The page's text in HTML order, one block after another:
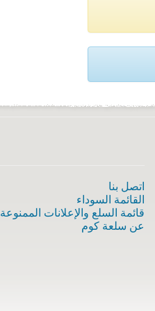
اتصل بنا
القائمة السوداء
قائمة السلع والإعلانات الممنوعة
عن سلعة كوم